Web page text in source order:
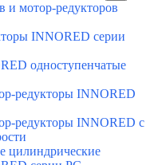
и мотор-редукторов
INNORED серии
одноступенчатые
редукторы INNORED
редукторы INNORED с
цилиндрические